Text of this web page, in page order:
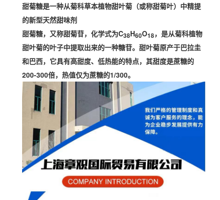
甜菊糖是一种从菊科草本植物甜叶菊（或称甜菊叶）中精提
的新型天然甜味剂
甜菊糖，又称甜菊苷，化学式为C38H60O18，是从菊科植物
甜叶菊的叶子中提取出来的一种糖苷。甜叶菊原产于巴拉圭
和巴西，它具有高甜度、低热能的特点，其甜度是蔗糖的
200-300倍，热值仅为蔗糖的1/300。